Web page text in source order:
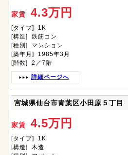
家賃 4.3万円
[タイプ] 1K
[構造] 鉄筋コン
[種別] マンション
[築年月] 1985年3月
[階数] 2／7階
詳細ページへ
宮城県仙台市青葉区小田原５丁目
家賃 4.5万円
[タイプ] 1K
[構造] 木造